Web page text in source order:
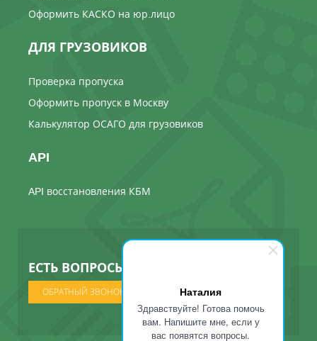
Наталия
Здравствуйте! Готова помочь
вам. Напишите мне, если у
вас появятся вопросы.
Оформить КАСКО на юр.лицо
ДЛЯ ГРУЗОВИКОВ
Проверка пропуска
Оформить пропуск в Москву
Калькулятор ОСАГО для грузовиков
API
API восстановления КБМ
ЕСТЬ ВОПРОСЫ ? МЫ ПОЗВОНИМ
ОБРАТНЫЙ ЗВОНОК